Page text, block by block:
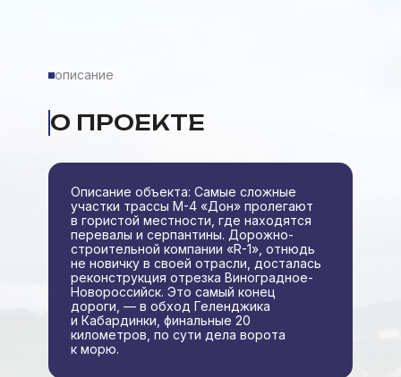
описание
О ПРОЕКТЕ
Описание объекта: Самые сложные
участки трассы М-4 «Дон» пролегают
в гористой местности, где находятся
перевалы и серпантины. Дорожно-
строительной компании «R-1», отнюдь
не новичку в своей отрасли, досталась
реконструкция отрезка Виноградное-
Новороссийск. Это самый конец
дороги, — в обход Геленджика
и Кабардинки, финальные 20
километров, по сути дела ворота
к морю.